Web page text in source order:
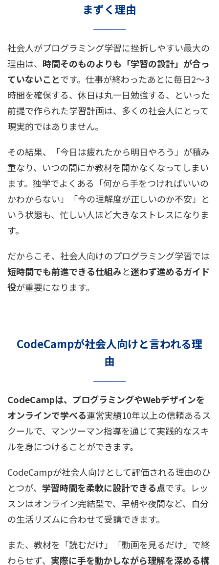
まずく理由
社会人がプログラミング学習に挫折しやすい最大の
理由は、 時間そのものよりも「学習の設計」が合っ
ていないことです。仕事が終わったあとに毎日2〜3
時間を確保する、休日は丸一日勉強する、といった
前提で作られた学習計画は、多くの社会人にとって
現実的ではありません。
その結果、「今日は疲れたから明日やろう」が積み
重なり、いつの間にか教材を開かなくなってしまい
ます。独学でよくある「何から手をつければいいの
かわからない」「今の理解度が正しいのか不安」と
いう状態も、忙しい人ほど大きなストレスになりま
す。
だからこそ、社会人向けのプログラミング学習では
短時間でも前進できる仕組みと迷わず進めるガイド
役が重要になります。
CodeCampが社会人向けと言われる理
由
CodeCampは、プログラミングやWebデザインを
オンラインで学べる運営実績10年以上の信頼あるス
クールで、マンツーマン指導を通じて実践的なスキ
ルを身につけることができます。
CodeCampが社会人向けとして評価される理由のひ
とつが、 学習時間を柔軟に設計できる点です。レッ
スンはオンライン完結型で、早朝や夜間など、自分
の生活リズムに合わせて受講できます。
また、教材を「読むだけ」「動画を見るだけ」で終
わらせず、 実際に手を動かしながら理解を深める構